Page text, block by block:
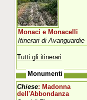
Monaci e Monacelli
Itinerari di Avanguardie
Tutti gli itinerari
Monumenti
Chiese: Madonna
dell'Abbondanza